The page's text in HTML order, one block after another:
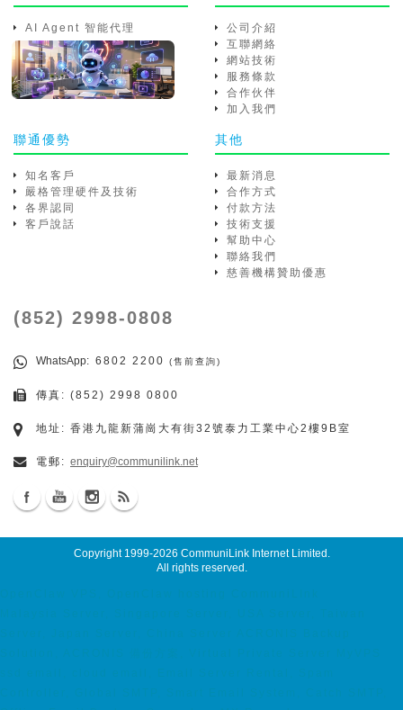
AI Agent 智能代理
公司介紹
互聯網絡
網站技術
服務條款
合作伙伴
加入我們
聯通優勢
知名客戶
嚴格管理硬件及技術
各界認同
客戶說話
其他
最新消息
合作方式
付款方法
技術支援
幫助中心
聯絡我們
慈善機構贊助優惠
(852) 2998-0808
WhatsApp: 6802 2200 (售前查詢)
傳真: (852) 2998 0800
地址: 香港九龍新蒲崗大有街32號泰力工業中心2樓9B室
電郵: enquiry@communilink.net
Copyright 1999-2026 CommuniLink Internet Limited
All rights reserved.